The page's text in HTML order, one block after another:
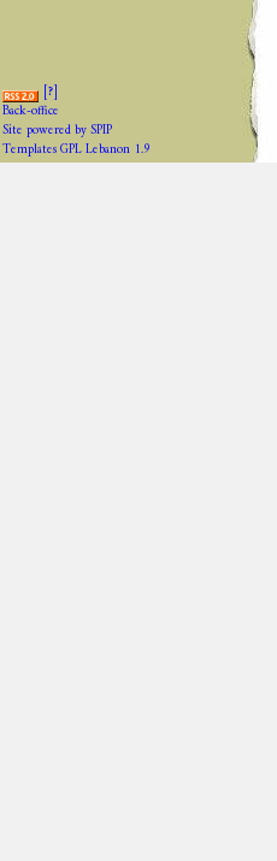
[?]
Back-office
Site powered by SPIP
Templates GPL Lebanon 1.9